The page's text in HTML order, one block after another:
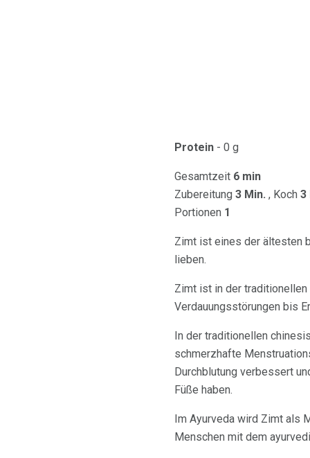
Protein - 0 g
Gesamtzeit 6 min
Zubereitung 3 Min. , Koch 3
Portionen 1
Zimt ist eines der ältesten
lieben.
Zimt ist in der
Verdauungsstörungen bis
In der traditionellen
schmerzhafte
Durchblutung verbessert
Füße haben.
Im Ayurveda wird Zimt als
Menschen mit dem